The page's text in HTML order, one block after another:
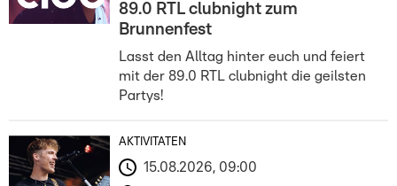
89.0 RTL clubnight zum
Brunnenfest
Lasst den Alltag hinter euch und feiert
mit der 89.0 RTL clubnight die geilsten
Partys!
AKTIVITÄTEN
15.08.2026, 09:00